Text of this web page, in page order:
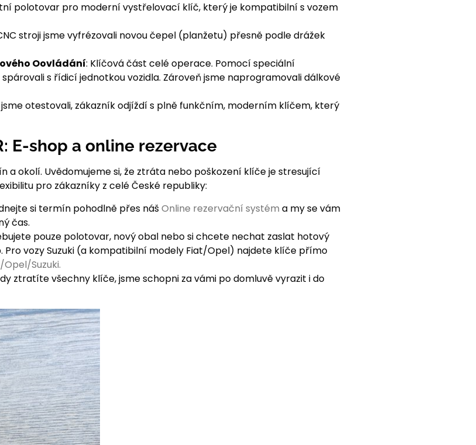
polotovar pro moderní vystřelovací klíč, který je kompatibilní s vozem
stroji jsme vyfrézovali novou čepel (planžetu) přesně podle drážek
Oovládání: Klíčová část celé operace. Pomocí speciální
s řídicí jednotkou vozidla. Zároveň jsme naprogramovali dálkové
otestovali, zákazník odjíždí s plně funkčním, moderním klíčem, který
E-shop a online rezervace
a okolí. Uvědomujeme si, že ztráta nebo poškození klíče je stresující
pro zákazníky z celé České republiky:
si termín pohodlně přes nášOnline rezervační systém a my se vám
čas.
pouze polotovar, nový obal nebo si chcete nechat zaslat hotový
Pro vozy Suzuki (a kompatibilní modely Fiat/Opel) najdete klíče přímo
Suzuki.
ztratíte všechny klíče, jsme schopni za vámi po domluvě vyrazit i do